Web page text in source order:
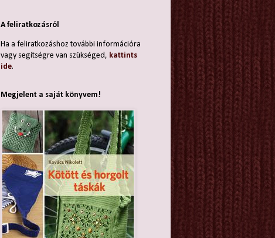
A feliratkozásról
Ha a feliratkozáshoz további információra
vagy segítségre van szükséged, kattints
ide.
Megjelent a saját könyvem!